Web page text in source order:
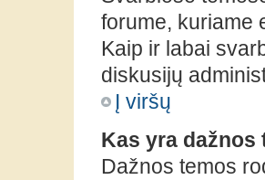
forume, kuriame
Kaip ir labai
diskusijų
Į viršų
Kas yra dažnos
Dažnos temos